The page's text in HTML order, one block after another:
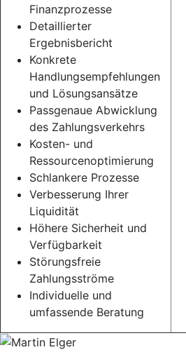
Finanzprozesse
Detaillierter
Ergebnisbericht
Konkrete
Handlungsempfehlungen
und Lösungsansätze
Passgenaue Abwicklung
des Zahlungsverkehrs
Kosten- und
Ressourcenoptimierung
Schlankere Prozesse
Verbesserung Ihrer
Liquidität
Höhere Sicherheit und
Verfügbarkeit
Störungsfreie
Zahlungsströme
Individuelle und
umfassende Beratung